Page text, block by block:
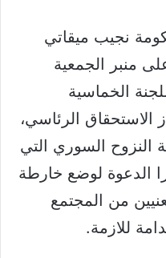
نجيب ميقاتي
منبر الجمعية
الخماسية
الاستحقاق الرئاسي،
السوري التي
الدعوة لوضع خارطة
من المجتمع
للازمة.